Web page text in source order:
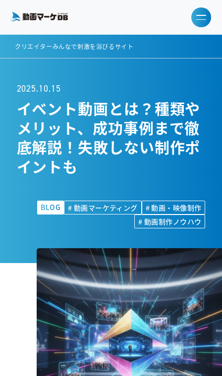
クリエイターみんなで刺激を浴びるサイト
2025.10.15
イベント動画とは？種類や
メリット、成功事例まで徹
底解説！失敗しない制作ポ
イントも
BLOG # 動画マーケティング
# 動画・映像制作
# 動画制作ノウハウ